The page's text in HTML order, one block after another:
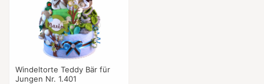
Windeltorte Teddy Bär für
Jungen Nr. 1.401